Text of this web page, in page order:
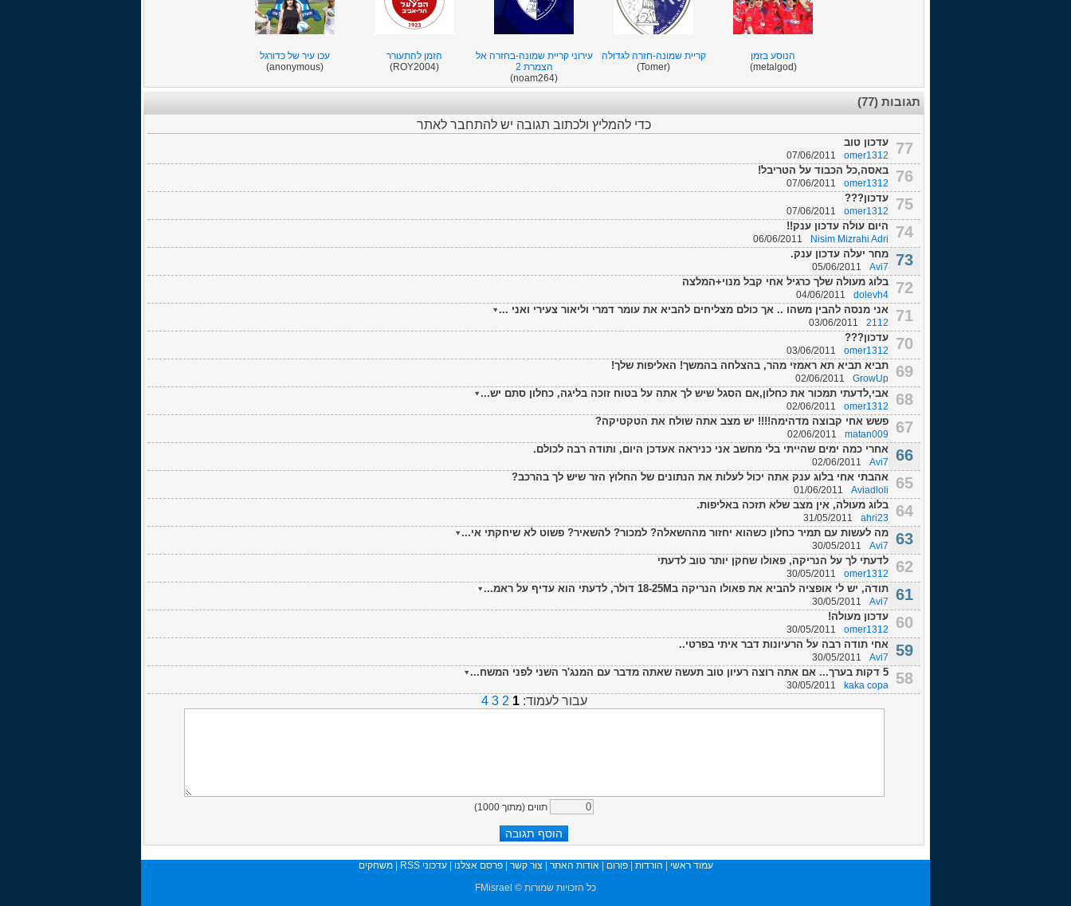
הנוסע בזמן
(metalgod)
קריית שמונה-חזרה לגדולה
(Tomer)
עירוני קריית שמונה-בחזרה אל
הצמרת 2
(noam264)
הזמן להתעורר
(ROY2004)
עכו עיר של כדורגל
(anonymous)
תגובות (77)
כדי להמליץ ולכתוב תגובה יש להתחבר לאתר
77 עדכון טוב
omer1312
07/06/2011
76 באסה,כל הכבוד על הטריבל!
omer1312
07/06/2011
75 עדכון???
omer1312
07/06/2011
74 היום עולה עדכון ענק!!
Nisim Mizrahi Adri
06/06/2011
73 מחר יעלה עדכון ענק.
Avi7
05/06/2011
72 בלוג מעולה שלך כרגיל אחי קבל מנוי+המלצה
dolevh4
04/06/2011
71 אני מנסה להבין משהו .. אך כולם מצליחים להביא את עומר דמרי וליאור צעירי ואני ...
2112
03/06/2011
70 עדכון???
omer1312
03/06/2011
69 תביא תביא תא ראמזי מהר, בהצלחה בהמשך! האליפות שלך!
GrowUp
02/06/2011
68 אבי,לדעתי תמכור את כחלון,אם הסגל שיש לך אתה על בטוח זוכה בליגה, כחלון סתם יש...
omer1312
02/06/2011
67 פשש אחי קבוצה מדהימה!!!! יש מצב אתה שולח את הטקטיקה?
matan009
02/06/2011
66 אחרי כמה ימים שהייתי בלי מחשב אני כניראה אעדכן היום, ותודה רבה לכולם.
Avi7
02/06/2011
65 אהבתי אחי בלוג ענק אתה יכול לעלות את הנתונים של החלוץ הזר שיש לך בהרכב?
Aviadloli
01/06/2011
64 בלוג מעולה, אין מצב שלא תזכה באליפות.
ahri23
31/05/2011
63 מה לעשות עם תמיר כחלון כשהוא יחזור מההשאלה? למכור? להשאיר? פשוט לא שיחקתי אי...
Avi7
30/05/2011
62 לדעתי לך על הנריקה, פאולו שחקן יותר טוב לדעתי
omer1312
30/05/2011
61 תודה, יש לי אופציה להביא את פאולו הנריקה ב18-25M דולר, לדעתי הוא עדיף על ראמ...
Avi7
30/05/2011
60 עדכון מעולה!
omer1312
30/05/2011
59 אחי תודה רבה על הרעיונות דבר איתי בפרטי..
Avi7
30/05/2011
58 5 דקות בערך... אם אתה רוצה רעיון טוב תעשה שאתה מדבר עם המנג'ר השני לפני המשח...
kaka copa
30/05/2011
עבור לעמוד:1
2
3
4
תווים (מתוך 1000
)
עמוד ראשי הורדות |פורום |אודות האתר צור קשר |פרסם אצלנו |עדכוני RSS |משחקים
כל הזכויות שמורות © FMisrael